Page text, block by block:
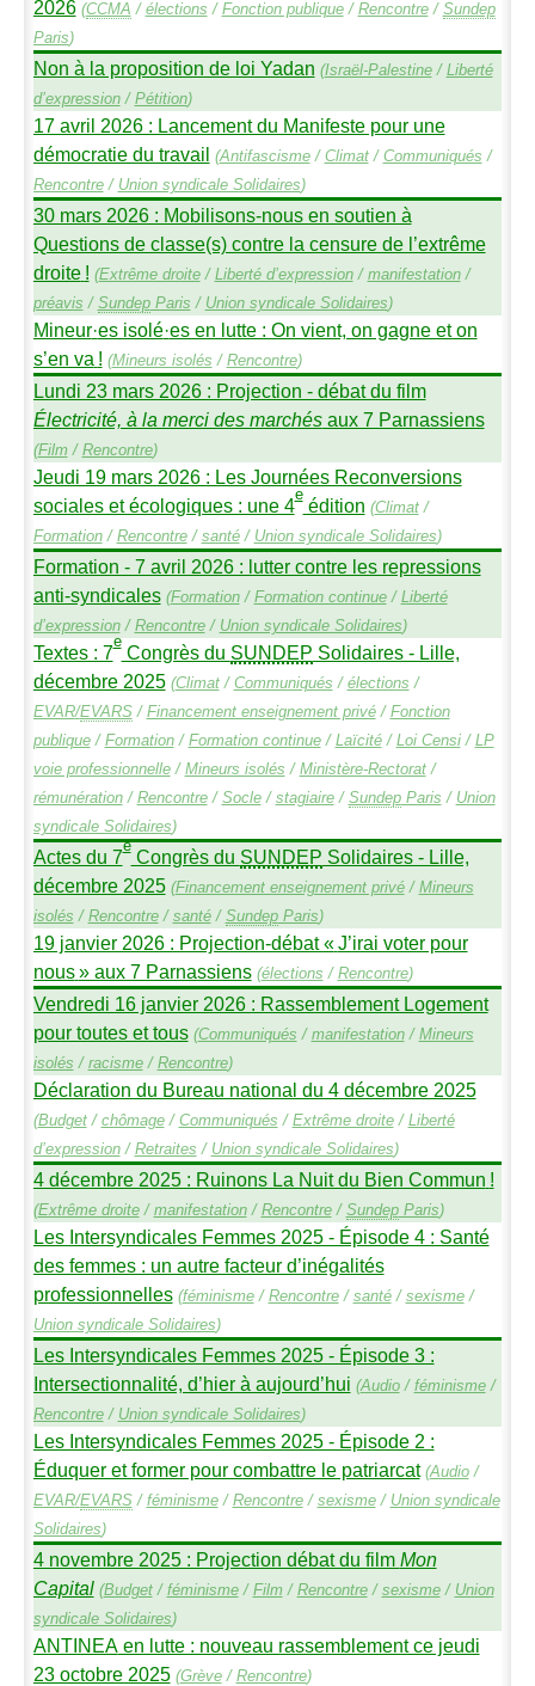
2026 (CCMA / élections / Fonction publique/ Rencontre/ Sundep
Paris)
Non à la proposition de loi Yadan (Israël-Palestine/ Liberté
d’expression/ Pétition)
17 avril 2026 : Lancement du Manifeste pour une
démocratie du travail (Antifascisme/ Climat/ Communiqués /
Rencontre/ Union syndicale Solidaires)
30 mars 2026 : Mobilisons-nous en soutien à
Questions de classe(s) contre la censure de l’extrême
droite ! (Extrême droite/ Liberté d’expression/ manifestation/
préavis / SundepParis / Union syndicale Solidaires)
Mineur·es isolé·es en lutte : On vient, on gagne et on
s’en va ! (Mineurs isolés / Rencontre)
Lundi 23 mars 2026 : Projection - débat du film
Électricité, à la merci des marchésaux 7 Parnassiens
(Film / Rencontre)
Jeudi 19 mars 2026 : Les Journées Reconversions
sociales et écologiques : une 4eédition (Climat/
Formation/ Rencontre/ santé/ Union syndicale Solidaires)
Formation - 7 avril 2026 : lutter contre les repressions
anti-syndicales (Formation/ Formation continue/ Liberté
d’expression/ Rencontre/ Union syndicale Solidaires)
Textes : 7eCongrès du SUNDEP Solidaires - Lille,
décembre 2025 (Climat/ Communiqués / élections /
EVAR/EVARS/ Financement enseignement privé/ Fonction
publique/ Formation/ Formation continue/ Laïcité/ Loi Censi/ LP
voie professionnelle/ Mineurs isolés / Ministère-Rectorat/
rémunération/ Rencontre/ Socle/ stagiaire/ SundepParis / Union
syndicale Solidaires)
Actes du 7eCongrès du SUNDEP Solidaires - Lille,
décembre 2025 (Financement enseignement privé/ Mineurs
isolés / Rencontre/ santé/ SundepParis)
19 janvier 2026 : Projection-débat «J’irai voter pour
nous» aux 7 Parnassiens (élections / Rencontre)
Vendredi 16 janvier 2026 : Rassemblement Logement
pour toutes et tous (Communiqués / manifestation/ Mineurs
isolés / racisme/ Rencontre)
Déclaration du Bureau national du 4 décembre 2025
(Budget/ chômage/ Communiqués / Extrême droite/ Liberté
d’expression/ Retraites / Union syndicale Solidaires)
4 décembre 2025 : Ruinons La Nuit du Bien Commun !
(Extrême droite/ manifestation/ Rencontre/ SundepParis)
Les Intersyndicales Femmes 2025 - Épisode 4 : Santé
des femmes : un autre facteur d’inégalités
professionnelles (féminisme/ Rencontre/ santé/ sexisme/
Union syndicale Solidaires)
Les Intersyndicales Femmes 2025 - Épisode 3 :
Intersectionnalité, d’hier à aujourd’hui (Audio/ féminisme/
Rencontre/ Union syndicale Solidaires)
Les Intersyndicales Femmes 2025 - Épisode 2 :
Éduquer et former pour combattre le patriarcat (Audio/
EVAR/EVARS/ féminisme/ Rencontre/ sexisme/ Union syndicale
Solidaires)
4 novembre 2025 : Projection débat du film Mon
Capital (Budget/ féminisme/ Film / Rencontre/ sexisme/ Union
syndicale Solidaires)
ANTINEAen lutte : nouveau rassemblement ce jeudi
23 octobre 2025 (Grève/ Rencontre)